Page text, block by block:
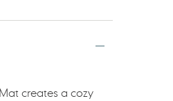
creates a cozy